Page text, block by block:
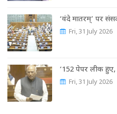
‘वंदे मातरम्’ पर
Fri, 31 July 2026
‘152 पेपर लीक
Fri, 31 July 2026